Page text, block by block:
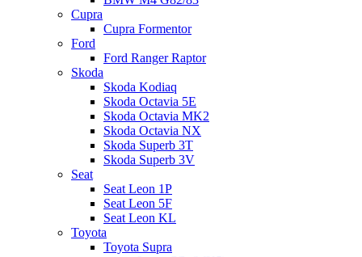
Cupra
Cupra Formentor
Ford
Ford Ranger Raptor
Skoda
Skoda Kodiaq
Skoda Octavia 5E
Skoda Octavia MK2
Skoda Octavia NX
Skoda Superb 3T
Skoda Superb 3V
Seat
Seat Leon 1P
Seat Leon 5F
Seat Leon KL
Toyota
Toyota Supra